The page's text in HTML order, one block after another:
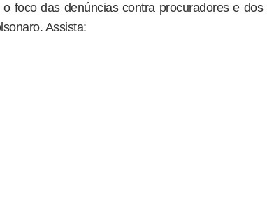
foco das denúncias contra procuradores e dos
Assista: